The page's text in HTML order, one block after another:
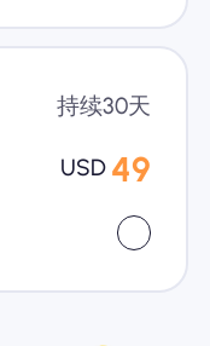
持续30天
USD 49